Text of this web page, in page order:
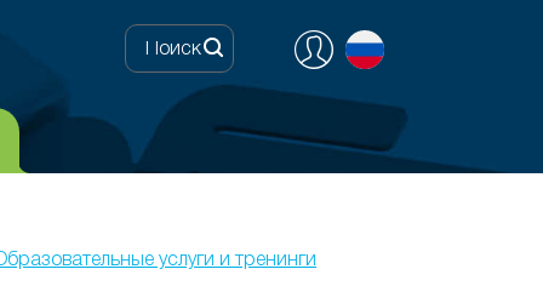
услуги и тренинги